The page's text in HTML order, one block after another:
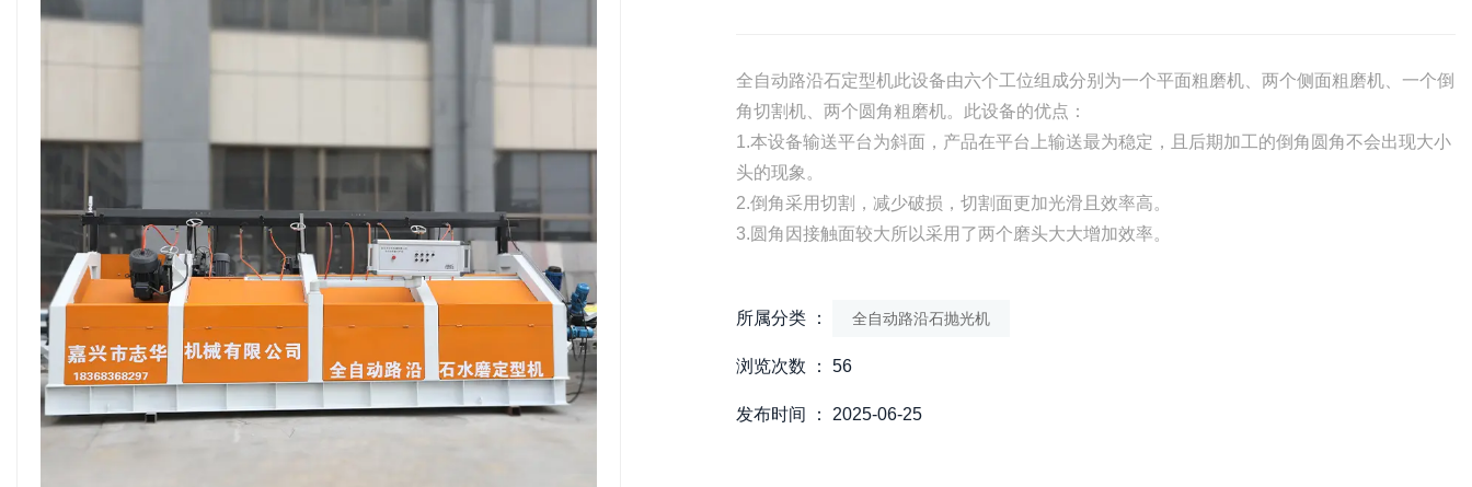
全自动路沿石定型机此设备由六个工位组成分别为一个平面粗磨机、两个侧面粗磨机、一个倒
角切割机、两个圆角粗磨机。此设备的优点：
1.本设备输送平台为斜面，产品在平台上输送最为稳定，且后期加工的倒角圆角不会出现大小
头的现象。
2.倒角采用切割，减少破损，切割面更加光滑且效率高。
3.圆角因接触面较大所以采用了两个磨头大大增加效率。
所属分类 ： 全自动路沿石抛光机
浏览次数 ： 56
发布时间 ： 2025-06-25